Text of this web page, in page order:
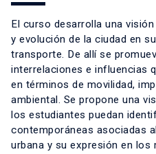
El curso desarrolla una
y evolución de la ciudad en
transporte. De allí se
interrelaciones e influencias
en términos de movilidad,
ambiental. Se propone una
los estudiantes puedan
contemporáneas asociadas
urbana y su expresión en los